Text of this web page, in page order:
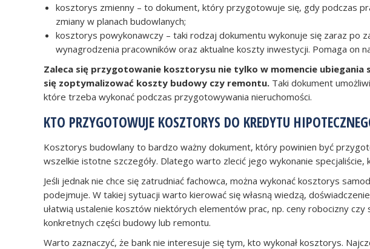
kosztorys zmienny – to dokument, który przygotowuje się, gdy podczas
zmiany w planach budowlanych;
kosztorys powykonawczy – taki rodzaj dokumentu wykonuje się zaraz po
wynagrodzenia pracowników oraz aktualne koszty inwestycji. Pomaga on
Zaleca się przygotowanie kosztorysu nie tylko w momencie ubiegania
się zoptymalizować koszty budowy czy remontu. Taki dokument
które trzeba wykonać podczas przygotowywania nieruchomości.
KTO PRZYGOTOWUJE KOSZTORYS DO KREDYTU
Kosztorys budowlany to bardzo ważny dokument, który powinien być
wszelkie istotne szczegóły. Dlatego warto zlecić jego wykonanie
Jeśli jednak nie chce się zatrudniać fachowca, można wykonać kosztorys
podejmuje. W takiej sytuacji warto kierować się własną wiedzą,
ułatwią ustalenie kosztów niektórych elementów prac, np. ceny robocizny
konkretnych części budowy lub remontu.
Warto zaznaczyć, że bank nie interesuje się tym, kto wykonał kosztorys.